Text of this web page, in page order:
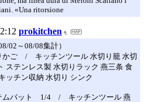
«Una ritorsione
prokitchen
02～08/08集計）
ご / キッチンツール 水切り籠 水切
ステンレス製 水切りラック 燕三条 食
ッチン収納 水切り シンク
ムバット 1/4 / キッチンツール 燕